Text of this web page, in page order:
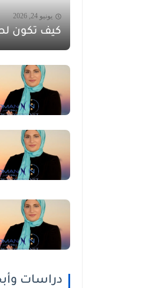
يونيو 24, 2026
كيف تكون
دراسات